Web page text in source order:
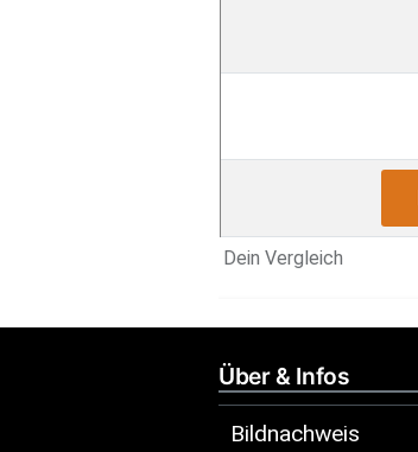
Dein Vergleich
Über & Infos
Bildnachweis